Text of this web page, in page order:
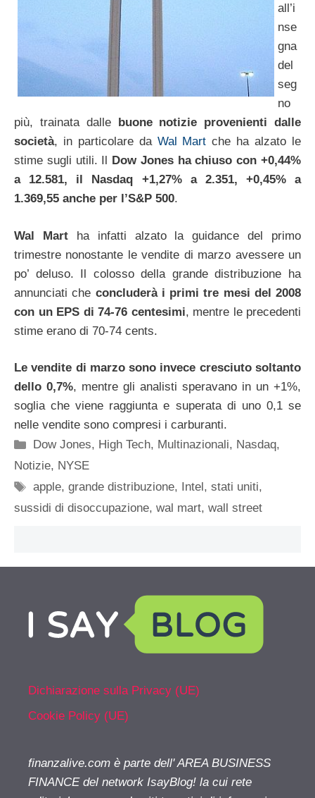
all’i
nse
gna
del
seg
no
più, trainata dalle
buone notizie provenienti dalle
società, in particolare da Wal Mart che ha alzato le
stime sugli utili. Il
Dow Jones ha chiuso con +0,44%
a 12.581, il Nasdaq +1,27% a 2.351, +0,45% a
1.369,55 anche per l’S&P 500.
Wal Martha infatti alzato la guidance del primo
trimestre nonostante le vendite di marzo avessere un
po’ deluso. Il colosso della grande distribuzione ha
annunciati che concluderà i primi tre mesi del 2008
con un EPS di 74-76 centesimi, mentre le precedenti
stime erano di 70-74 cents.
Le vendite di marzo sono invece cresciuto soltanto
dello 0,7%, mentre gli analisti speravano in un +1%,
soglia che viene raggiunta e superata di uno 0,1 se
nelle vendite sono compresi i carburanti.
Categorie
Dow Jones, High Tech, Multinazionali, Nasdaq,
Notizie, NYSE
Tag
apple,grande distribuzione, Intel ,stati uniti,
sussidi di disoccupazione, wal mart, wall street
Dichiarazione sulla Privacy (UE)
Cookie Policy (UE)
finanzalive.com è parte dell' AREA BUSINESS
FINANCE del network IsayBlog! la cui rete